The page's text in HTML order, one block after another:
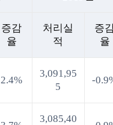
증감
율
처리실
적
증
율
2.4%
3,091,95
5
-
3,085,40